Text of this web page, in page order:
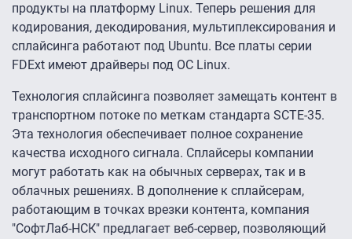
продукты на платформу Linux. Теперь решения для
кодирования, декодирования, мультиплексирования и
сплайсинга работают под Ubuntu. Все платы серии
FDExt имеют драйверы под ОС Linux.
Технология сплайсинга позволяет замещать контент в
транспортном потоке по меткам стандарта SCTE-35.
Эта технология обеспечивает полное сохранение
качества исходного сигнала. Сплайсеры компании
могут работать как на обычных серверах, так и в
облачных решениях. В дополнение к сплайсерам,
работающим в точках врезки контента, компания
"СофтЛаб-НСК" предлагает веб-сервер, позволяющий